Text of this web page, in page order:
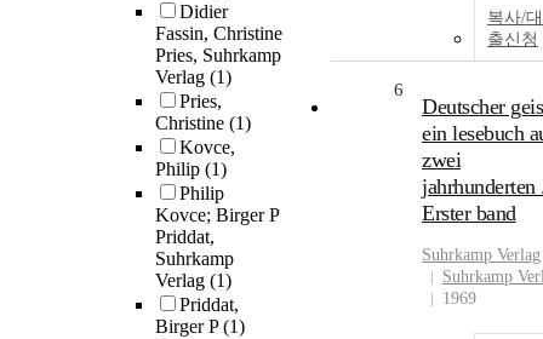
Didier
Fassin, Christine
Pries, Suhrkamp
Verlag (1)
Pries,
Christine (1)
Kovce,
Philip (1)
Philip
Kovce; Birger P
Priddat,
Suhrkamp
Verlag (1)
Priddat,
Birger P(1)
복사/대
출신청
6
Deutscher
ein lesebuch
zwei
jahrhunderten
Erster band
Suhrkamp Verlag
Suhrkamp
1969